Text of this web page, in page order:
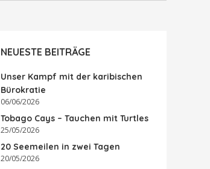
NEUESTE BEITRÄGE
Unser Kampf mit der karibischen
Bürokratie
06/06/2026
Tobago Cays – Tauchen mit Turtles
25/05/2026
20 Seemeilen in zwei Tagen
20/05/2026